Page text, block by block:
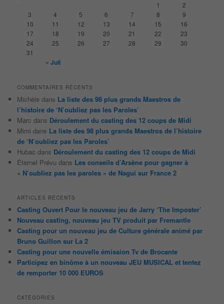
1
2
3
4 5 6 7 8
9
10
11 12 13 14 15
16
17
18 19 20 21 22
23
24
25 26 27 28 29
30
31
« Juil
COMMENTAIRES RÉCENTS
Michèle dans La liste des 98 plus grands Maestros de
l’histoire de ‘N’oubliez pas les Paroles’
Marc dans Déroulement du casting des 12 coups de Midi
Mimi dans La liste des 98 plus grands Maestros de l’histoire
de ‘N’oubliez pas les Paroles’
Hubac dans Déroulement du casting des 12 coups de Midi
Éternel Prévu dans Les conseils d’Arsène pour gagner à
« N’oubliez pas les paroles » de Nagui sur France 2
ARTICLES RÉCENTS
Casting Ouvert Pour le nouveau jeu de Jarry ‘The Imposter’
Nouveau casting, nouveau jeu TV produit par Fremantle
Casting pour un nouveau jeu de Culture générale animé par
Bruno Guillon sur La 2
Casting pour une nouvelle émission Tv de Brocante
Participez en binôme à un nouveau JEU MUSICAL et tentez
de remporter 10 000 EUROS
CATÉGORIES